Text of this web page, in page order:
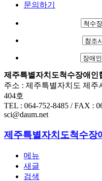
문의하기
제주특별자치도척수장애인
주소 : 제주특별자치도 제주
404호
TEL : 064-752-8485 / FAX :
sci@daum.net
제주특별자치도척수장
메뉴
새글
검색